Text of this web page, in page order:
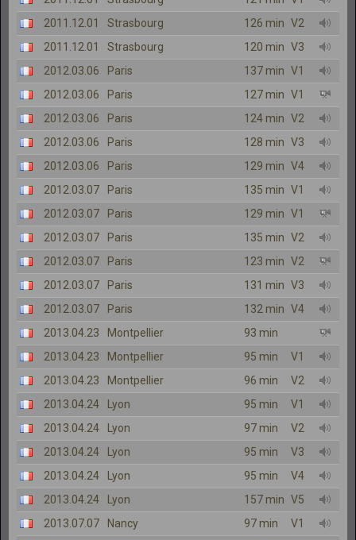
2011.12.01
Strasbourg 126 min V2
2011.12.01
Strasbourg 120 min V3
2012.03.06
Paris 137 min V1
2012.03.06
Paris 127 min V1
2012.03.06
Paris 124 min V2
2012.03.06
Paris 128 min V3
2012.03.06
Paris 129 min V4
2012.03.07
Paris 135 min V1
2012.03.07
Paris 129 min V1
2012.03.07
Paris 135 min V2
2012.03.07
Paris 123 min V2
2012.03.07
Paris 131 min V3
2012.03.07
Paris 132 min V4
2013.04.23
Montpellier
93 min
2013.04.23
Montpellier 95 min
V1
2013.04.23
Montpellier 96 min
V2
2013.04.24
Lyon 95 min
V1
2013.04.24
Lyon 97 min
V2
2013.04.24
Lyon 95 min
V3
2013.04.24
Lyon 95 min
V4
2013.04.24
Lyon 157 min V5
2013.07.07
Nancy 97 min
V1